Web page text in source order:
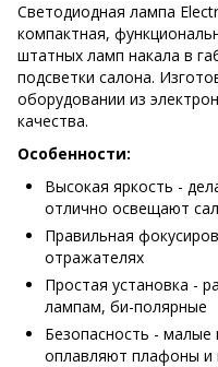
Светодиодная лампа
компактная,
штатных ламп накала в
подсветки салона.
оборудовании из
качества.
Особенности:
Высокая яркость -
отлично освещают
Правильная
отражателях
Простая установка -
лампам, би-полярные
Безопасность - малые
оплавляют плафоны и